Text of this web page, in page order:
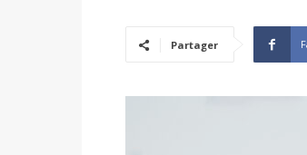
Partager